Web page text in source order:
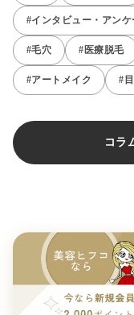
#インタビュー・アンケ
#毛穴 #医療脱毛
#アートメイク #
コラ